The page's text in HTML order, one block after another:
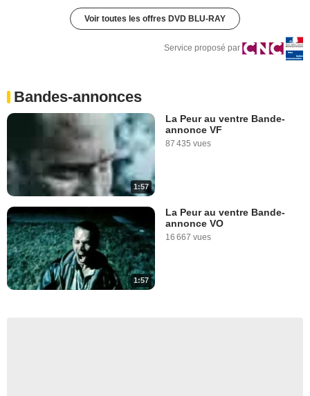
Voir toutes les offres DVD BLU-RAY
Service proposé par
Bandes-annonces
1:57
La Peur au ventre Bande-
annonce VF
87 435 vues
1:57
La Peur au ventre Bande-
annonce VO
16 667 vues